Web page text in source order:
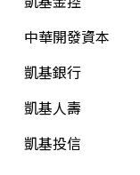
中華開發資本
凱基銀行
凱基人壽
凱基投信